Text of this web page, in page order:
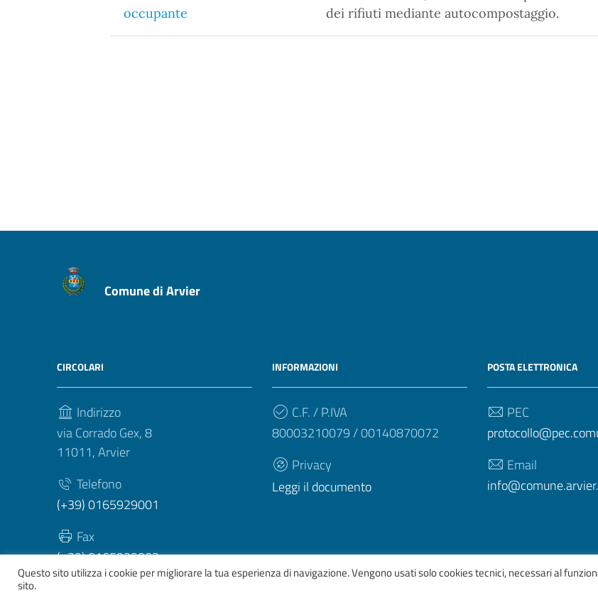
dei rifiuti mediante autocompostaggio.
Comune di Arvier
CIRCOLARI
Indirizzo
via Corrado Gex, 8
11011, Arvier
Telefono
(+39) 0165929001
Fax
(+39) 0165929003
INFORMAZIONI
C.F. / P.IVA
80003210079 / 00140870072
Privacy
Leggi il documento
POSTA ELETTRONICA
PEC
Email
Questo sito utilizza i cookie per migliorare la tua esperienza di navigazione. Vengono usati solo cookies tecnici, necessari al
sito.